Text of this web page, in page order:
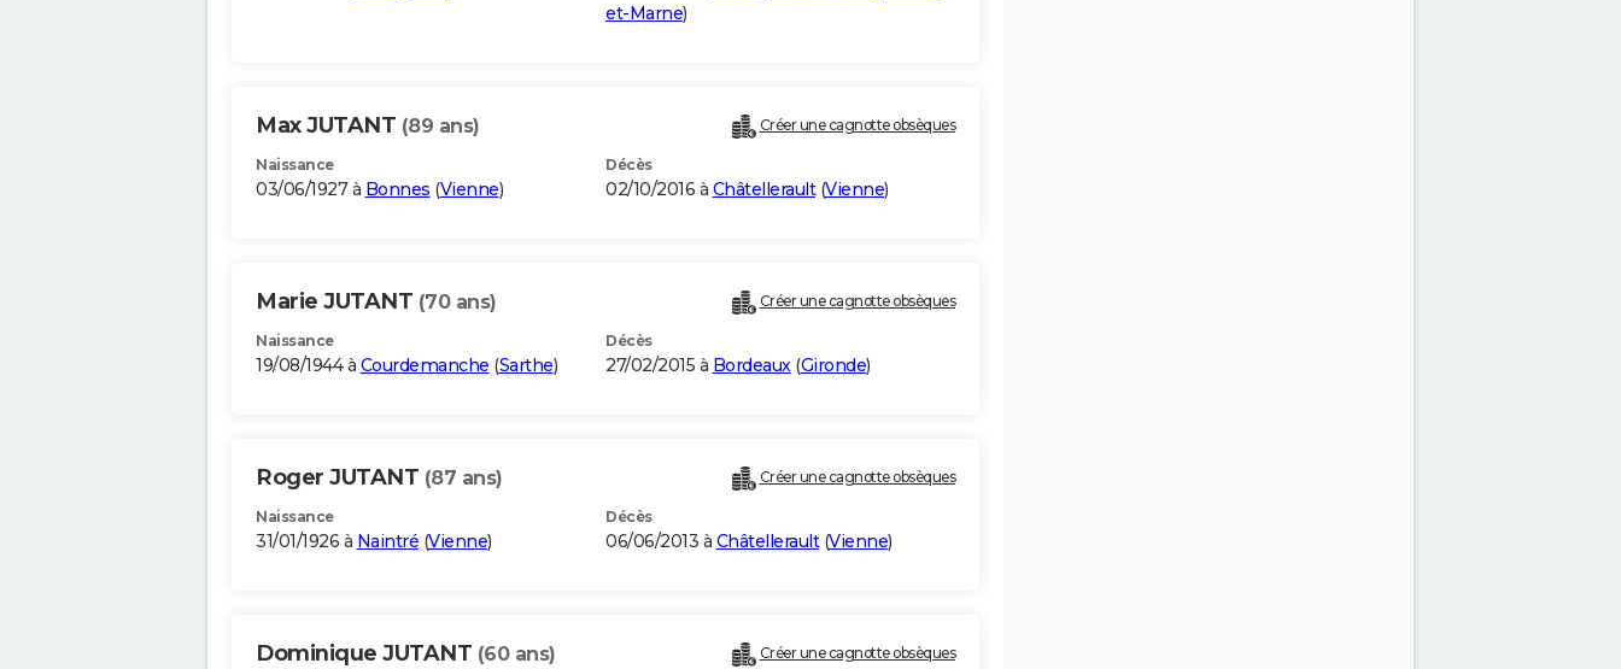
et-Marne)
Max JUTANT (89 ans) Créer une cagnotte obsèques
Naissance
03/06/1927 à Bonnes (Vienne)
Décès
02/10/2016 à Châtellerault(Vienne)
Marie JUTANT (70 ans) Créer une cagnotte obsèques
Naissance
19/08/1944 à Courdemanche (Sarthe)
Décès
27/02/2015 à Bordeaux(Gironde)
Roger JUTANT (87 ans) Créer une cagnotte obsèques
Naissance
31/01/1926 à Naintré (Vienne)
Décès
06/06/2013 à Châtellerault(Vienne)
Dominique JUTANT (60 ans) Créer une cagnotte obsèques